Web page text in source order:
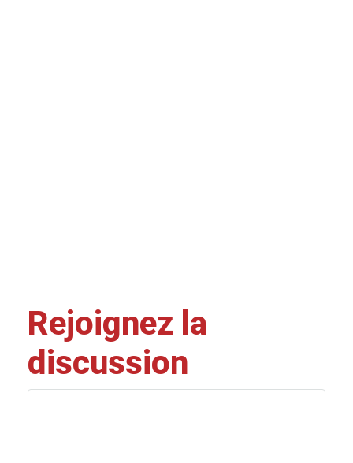
Rejoignez la
discussion